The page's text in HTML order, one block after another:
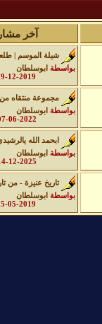
آخر
شيلة الموسم |
بواسطة ابوسلطان
12-2019
مجموعة منتقاه
بواسطة ابوسلطان
06-2022
ابحمد الله
بواسطة ابوسلطان
12-2025
تاريخ عنيزة - من
بواسطة ابوسلطان
05-2019